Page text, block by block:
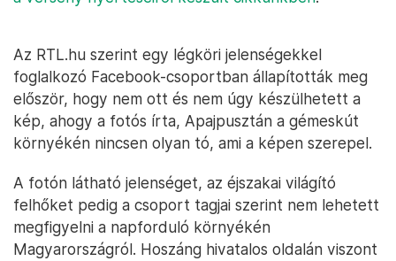
Az RTL.hu szerint egy légköri jelenségekkel
foglalkozó Facebook-csoportban állapították meg
először, hogy nem ott és nem úgy készülhetett a
kép, ahogy a fotós írta, Apajpusztán a gémeskút
környékén nincsen olyan tó, ami a képen szerepel.
A fotón látható jelenséget, az éjszakai világító
felhőket pedig a csoport tagjai szerint nem lehetett
megfigyelni a napforduló környékén
Magyarországról. Hoszáng hivatalos oldalán viszont